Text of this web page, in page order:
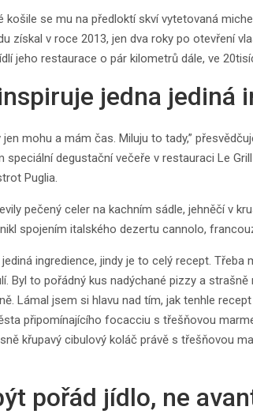
košile se mu na předloktí skví vytetovaná
získal v roce 2013, jen dva roky po otevření
jeho restaurace o pár kilometrů dále, ve
jedna jediná
jen mohu a mám čas. Miluju to tady,”
speciální degustační večeře v restauraci Le
Puglia.
pečený celer na kachním sádle, jehněčí v
spojením italského dezertu cannolo,
ingredience, jindy je to celý recept.
Byl to pořádný kus nadýchané pizzy a
Lámal jsem si hlavu nad tím, jak tenhle
připomínajícího focacciu s třešňovou
křupavý cibulový koláč právě s třešňovou
pořád jídlo, ne